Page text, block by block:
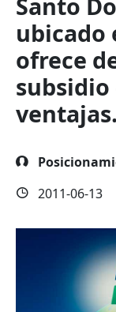
ubicado
ofrece
subsidio
ventajas.
2011-06-13